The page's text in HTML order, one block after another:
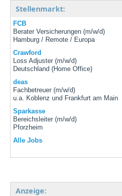
Stellenmarkt:
FCB
Berater Versicherungen (m/w/d)
Hamburg / Remote / Europa
Crawford
Loss Adjuster (m/w/d)
Deutschland (Home Office)
deas
Fachbetreuer (m/w/d)
u.a. Koblenz und Frankfurt am Main
Sparkasse
Bereichsleiter (m/w/d)
Pforzheim
Alle Jobs
Anzeige: